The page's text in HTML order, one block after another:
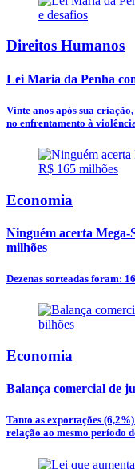
Direitos Humanos
Lei Maria da Penha
Vinte anos após sua
no enfrentamento à
Economia
Ninguém acerta
milhões
Dezenas sorteadas foram:
Economia
Balança comercial de
Tanto as exportações
relação ao mesmo período